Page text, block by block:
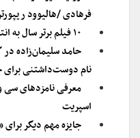
فرهادی /هالیوود
۱۰ فیلم برتر سال به انتخاب منتقدان هالیوود ریپورتر
حامد سلیمان‌زاده
نام دوست‌داشتنی
معرفی نامزدهای
اسپریت
جایزه مهم دیگر